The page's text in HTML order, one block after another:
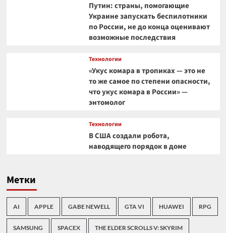
Путин: страны, помогающие
Украине запускать беспилотники
по России, не до конца оценивают
возможные последствия
Технологии
«Укус комара в тропиках — это не
то же самое по степени опасности,
что укус комара в России» —
энтомолог
Технологии
В США создали робота,
наводящего порядок в доме
Метки
AI APPLE GABE NEWELL GTA VI HUAWEI RPG
SAMSUNG SPACEX THE ELDER SCROLLS V: SKYRIM